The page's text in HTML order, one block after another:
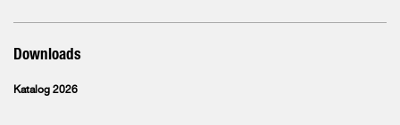
Downloads
Katalog 2026